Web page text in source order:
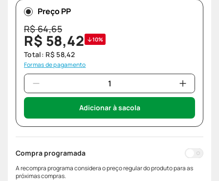
Preço PP
R$64,65
R$ 58,42 10%
Total: R$ 58,42
Formas de pagamento
Adicionar à sacola
Compra programada
A recompra programa considera o preço regular do produto para as
próximas compras.